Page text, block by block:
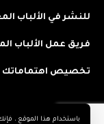
باستخدام هذا الموقع ،
للنشر في الألباب
فريق عمل الألباب
تخصيص اهتماماتك